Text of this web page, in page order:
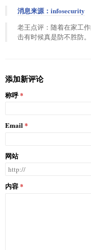
消息来源：infosecurity
老王点评：随着在家工
击有时候真是防不胜防。
添加新评论
称呼
Email
网站
内容